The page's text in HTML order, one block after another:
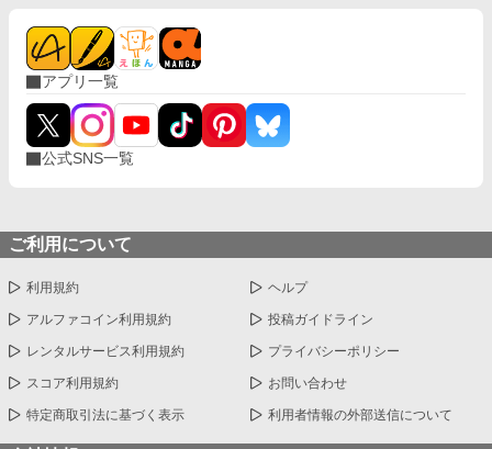
アプリ一覧
公式SNS一覧
ご利用について
利用規約 ヘルプ
アルファコイン利用規約 投稿ガイドライン
レンタルサービス利用規約 プライバシーポリシー
スコア利用規約 お問い合わせ
特定商取引法に基づく表示 利用者情報の外部送信について